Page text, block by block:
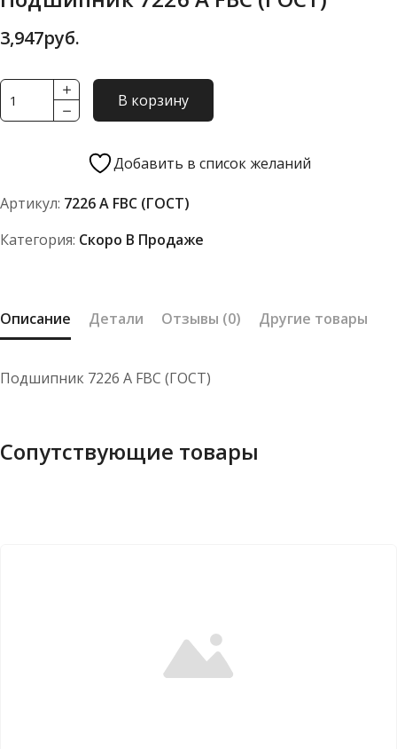
3,947руб.
Количество
товара
FBC
В корзину
Добавить в список желаний
Артикул: 7226 А FBC (ГОСТ)
Категория: Скоро В Продаже
Описание Детали Отзывы (0) Другие товары
Подшипник 7226 А FBC (ГОСТ)
Сопутствующие товары